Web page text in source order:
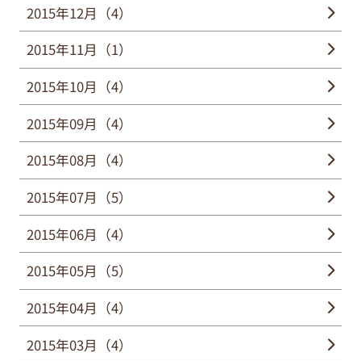
2015年12月（4）
2015年11月（1）
2015年10月（4）
2015年09月（4）
2015年08月（4）
2015年07月（5）
2015年06月（4）
2015年05月（5）
2015年04月（4）
2015年03月（4）